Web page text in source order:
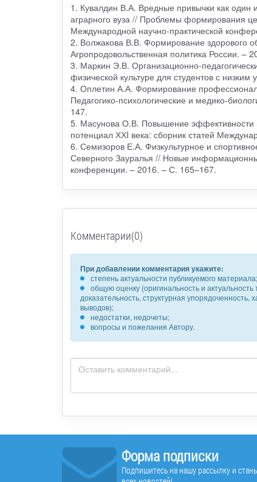
1. Кувалдин В.А. Вредные привычки как один
аграрного вуза // Проблемы формирования
Международной научно-практической
2. Волжакова В.В. Формирование здорового
Агропродовольственная политика России.
3. Маркин Э.В. Организационно-
физической культуре для студентов с
4. Оплетин А.А. Формирование
Педагогико-психологические и медико-
147.
5. Масунова О.В. Повышение эффективности
потенциал ХХI века: сборник статей
6. Семизоров Е.А. Физкультурное и
Северного Зауралья // Новые
конференции. – 2016. – С. 165–167.
Комментарии(0)
При добавлении комментария укажите:
степень актуальности публикуемого материала;
общую оценку (оригинальность и
доказательность, структурная
выводов);
недостатки, недочеты;
вопросы и пожелания Автору.
Форма подписки
Подпишитесь на нашу рассылку и